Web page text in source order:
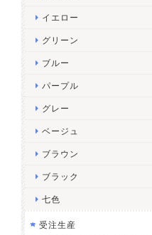
イエロー
グリーン
ブルー
パープル
グレー
ベージュ
ブラウン
ブラック
七色
受注生産